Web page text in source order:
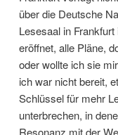
über die Deutsche
Lesesaal in
eröffnet, alle Pläne,
oder wollte ich sie
ich war nicht bereit,
Schlüssel für mehr
unterbrechen, in